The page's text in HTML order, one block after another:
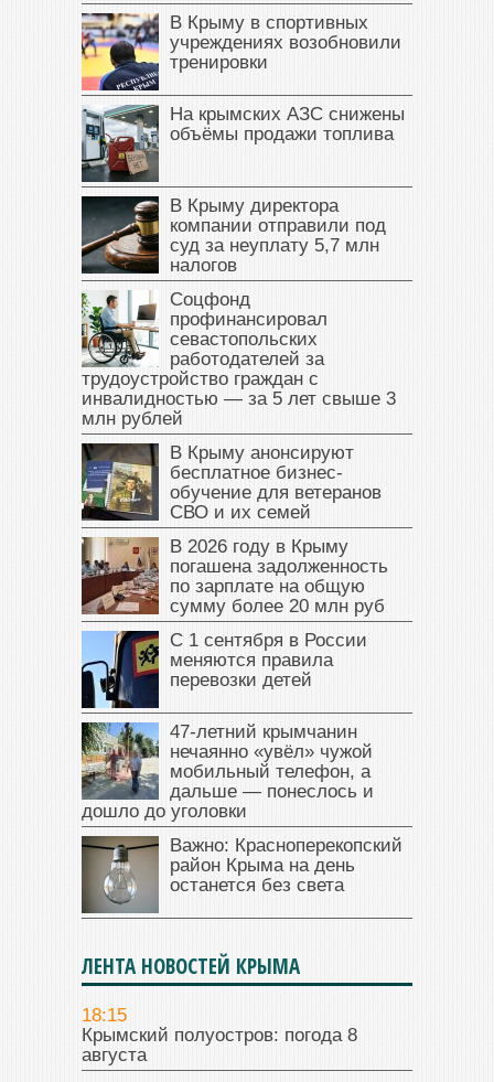
В Крыму в спортивных
учреждениях возобновили
тренировки
На крымских АЗС снижены
объёмы продажи топлива
В Крыму директора
компании отправили под
суд за неуплату 5,7 млн
налогов
Соцфонд
профинансировал
севастопольских
работодателей за
трудоустройство граждан с
инвалидностью — за 5 лет свыше 3
млн рублей
В Крыму анонсируют
бесплатное бизнес-
обучение для ветеранов
СВО и их семей
В 2026 году в Крыму
погашена задолженность
по зарплате на общую
сумму более 20 млн руб
С 1 сентября в России
меняются правила
перевозки детей
47‑летний крымчанин
нечаянно «увёл» чужой
мобильный телефон, а
дальше — понеслось и
дошло до уголовки
Важно: Красноперекопский
район Крыма на день
останется без света
ЛЕНТА НОВОСТЕЙ КРЫМА
18:15
Крымский полуостров: погода 8
августа